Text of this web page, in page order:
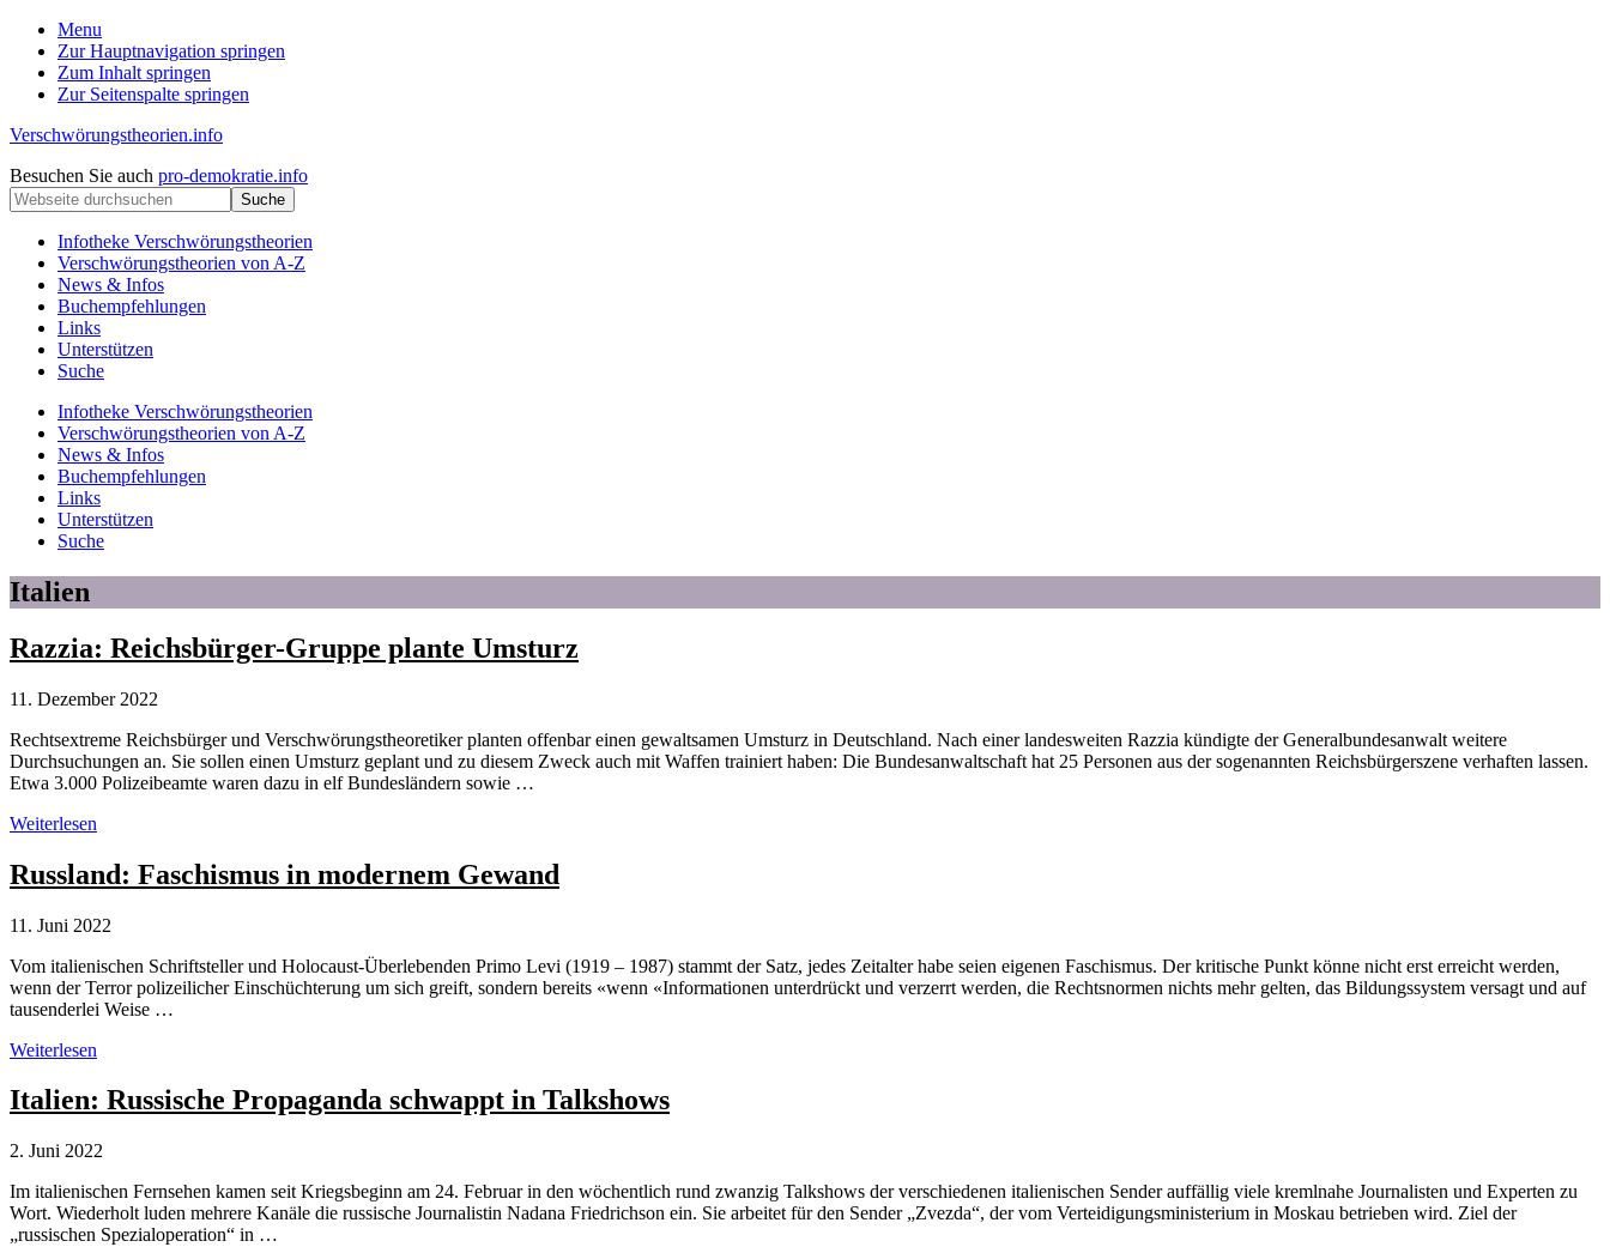
Menu
Zur Hauptnavigation springen
Zum Inhalt springen
Zur Seitenspalte springen
Verschwörungstheorien.info
Beiträge
zu
Merkmalen,
Funktionen
Risiken
konspirationistischen
Denkens
Kopfzeile
rechts
Besuchen Sie auch pro-demokratie.info
Webseite
durchsuchen
Infotheke Verschwörungstheorien
Verschwörungstheorien von A-Z
News & Infos
Buchempfehlungen
Links
Unterstützen
Suche
Infotheke Verschwörungstheorien
Verschwörungstheorien von A-Z
News & Infos
Buchempfehlungen
Links
Unterstützen
Suche
Italien
Razzia: Reichsbürger-Gruppe plante Umsturz
11. Dezember 2022
Rechtsextreme Reichsbürger und Verschwörungstheoretiker planten offenbar einen gewaltsamen Umsturz in Deutschland. Nach einer landesweiten Razzia kündigte der Generalbundesanwalt weitere
Durchsuchungen an. Sie sollen einen Umsturz geplant und zu diesem Zweck auch mit Waffen trainiert haben: Die Bundesanwaltschaft hat 25 Personen aus der sogenannten Reichsbürgerszene verhaften lassen.
Etwa 3.000 Polizeibeamte waren dazu in elf Bundesländern sowie …
Razzia:
Gruppe
plante
Weiterlesen
Russland: Faschismus in modernem Gewand
11. Juni 2022
Vom italienischen Schriftsteller und Holocaust-Überlebenden Primo Levi (1919 – 1987) stammt der Satz, jedes Zeitalter habe seien eigenen Faschismus. Der kritische Punkt könne nicht erst erreicht werden,
wenn der Terror polizeilicher Einschüchterung um sich greift, sondern bereits «wenn «Informationen unterdrückt und verzerrt werden, die Rechtsnormen nichts mehr gelten, das Bildungssystem versagt und auf
tausenderlei Weise …
Russland:
in
modernem
Weiterlesen
Italien: Russische Propaganda schwappt in Talkshows
2. Juni 2022
Im italienischen Fernsehen kamen seit Kriegsbeginn am 24. Februar in den wöchentlich rund zwanzig Talkshows der verschiedenen italienischen Sender auffällig viele kremlnahe Journalisten und Experten zu
Wort. Wiederholt luden mehrere Kanäle die russische Journalistin Nadana Friedrichson ein. Sie arbeitet für den Sender „Zvezda“, der vom Verteidigungsministerium in Moskau betrieben wird. Ziel der
„russischen Spezialoperation“ in …